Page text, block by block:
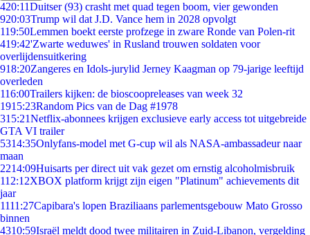
420:11Duitser (93) crasht met quad tegen boom, vier gewonden
920:03Trump wil dat J.D. Vance hem in 2028 opvolgt
119:50Lemmen boekt eerste profzege in zware Ronde van Polen-rit
419:42'Zwarte weduwes' in Rusland trouwen soldaten voor
overlijdensuitkering
918:20Zangeres en Idols-jurylid Jerney Kaagman op 79-jarige leeftijd
overleden
116:00Trailers kijken: de bioscoopreleases van week 32
1915:23Random Pics van de Dag #1978
315:21Netflix-abonnees krijgen exclusieve early access tot uitgebreide
GTA VI trailer
5314:35Onlyfans-model met G-cup wil als NASA-ambassadeur naar
maan
2214:09Huisarts per direct uit vak gezet om ernstig alcoholmisbruik
112:12XBOX platform krijgt zijn eigen "Platinum" achievements dit
jaar
1111:27Capibara's lopen Braziliaans parlementsgebouw Mato Grosso
binnen
4310:59Israël meldt dood twee militairen in Zuid-Libanon, vergelding